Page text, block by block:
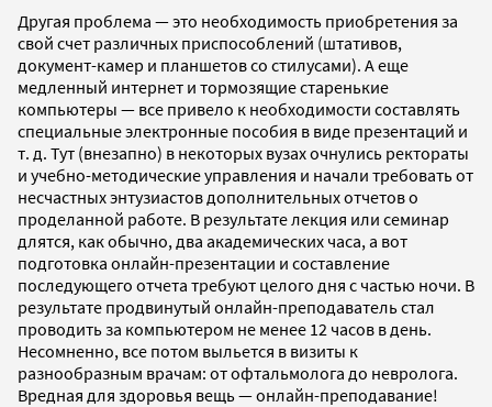
Другая проблема — это необходимость приобретения за
свой счет различных приспособлений (штативов,
документ-камер и планшетов со стилусами). А еще
медленный интернет и тормозящие старенькие
компьютеры — все привело к необходимости составлять
специальные электронные пособия в виде презентаций и
т. д. Тут (внезапно) в некоторых вузах очнулись ректораты
и учебно-методические управления и начали требовать от
несчастных энтузиастов дополнительных отчетов о
проделанной работе. В результате лекция или семинар
длятся, как обычно, два академических часа, а вот
подготовка онлайн-презентации и составление
последующего отчета требуют целого дня с частью ночи. В
результате продвинутый онлайн-преподаватель стал
проводить за компьютером не менее 12 часов в день.
Несомненно, все потом выльется в визиты к
разнообразным врачам: от офтальмолога до невролога.
Вредная для здоровья вещь — онлайн-преподавание!